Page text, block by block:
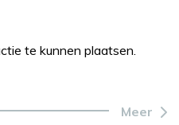
te kunnen plaatsen.
Meer